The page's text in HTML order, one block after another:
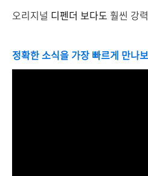
오리지널 디펜더 보다도 훨씬 강
정확한 소식을 가장 빠르게 만나